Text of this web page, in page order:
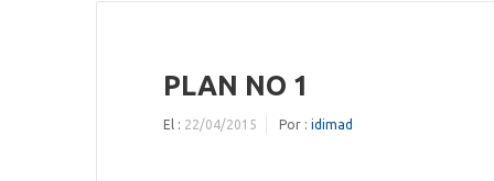
PLAN NO 1
El : 22/04/2015 Por : idimad